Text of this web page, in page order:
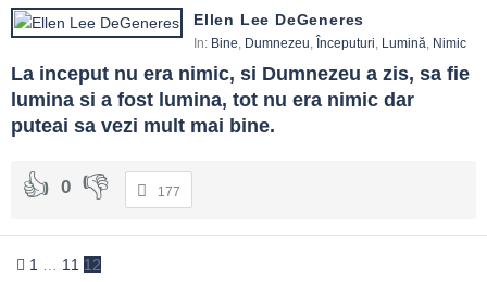
Ellen Lee DeGeneres
In: Bine Dumnezeu Începuturi Lumină Nimic
La inceput nu era nimic, si Dumnezeu a zis, sa fie
lumina si a fost lumina, tot nu era nimic dar
puteai sa vezi mult mai bine.
0 177
1 11 12